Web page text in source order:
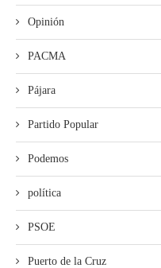
Opinión
PACMA
Pájara
Partido Popular
Podemos
política
PSOE
Puerto de la Cruz